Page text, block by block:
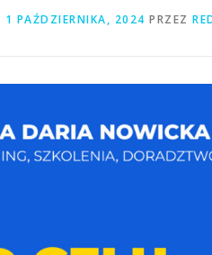
1 PAŹDZIERNIKA, 2024 PRZEZ